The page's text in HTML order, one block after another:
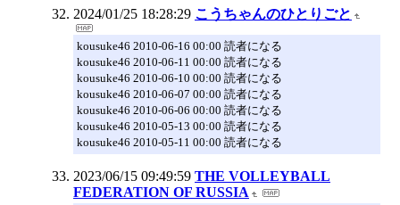
2024/01/25 18:28:29 こうちゃんのひとりごと
kousuke46 2010-06-16 00:00 読者になる
kousuke46 2010-06-11 00:00 読者になる
kousuke46 2010-06-10 00:00 読者になる
kousuke46 2010-06-07 00:00 読者になる
kousuke46 2010-06-06 00:00 読者になる
kousuke46 2010-05-13 00:00 読者になる
kousuke46 2010-05-11 00:00 読者になる
2023/06/15 09:49:59 THE VOLLEYBALL
FEDERATION OF RUSSIA